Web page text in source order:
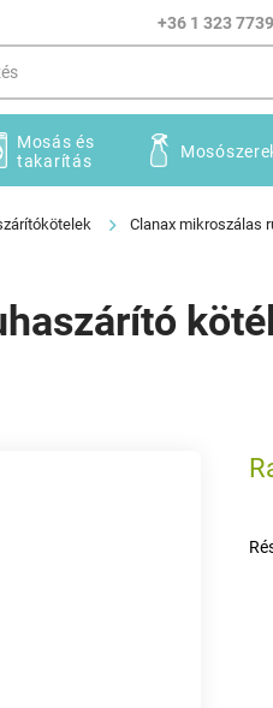
+36 1 323 7739
Mosás és
takarítás
Clanax mikroszálas